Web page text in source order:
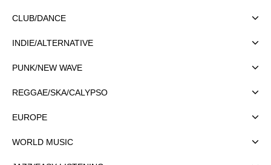
CLUB/DANCE
INDIE/ALTERNATIVE
PUNK/NEW WAVE
REGGAE/SKA/CALYPSO
EUROPE
WORLD MUSIC